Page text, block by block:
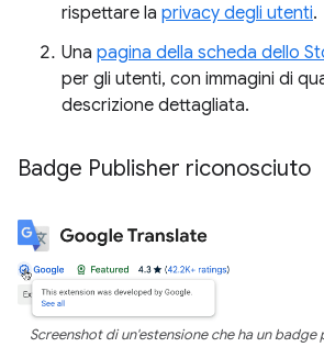
rispettare la privacy degli utenti.
Una pagina della scheda dello
per gli utenti, con immagini di
descrizione dettagliata.
Badge Publisher riconosciuto
Screenshot di un'estensione che ha un